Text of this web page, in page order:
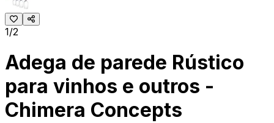
1/2
Adega de parede Rústico
para vinhos e outros -
Chimera Concepts